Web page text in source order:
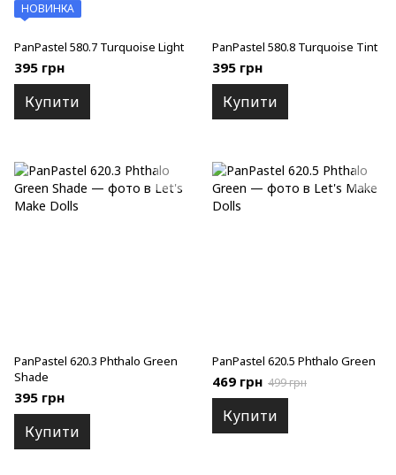
НОВИНКА
PanPastel 580.7 Turquoise Light
395 грн
Купити
PanPastel 580.8 Turquoise Tint
395 грн
Купити
PanPastel 620.3 Phthalo Green
Shade
395 грн
Купити
PanPastel 620.5 Phthalo Green
469 грн 499 грн
Купити